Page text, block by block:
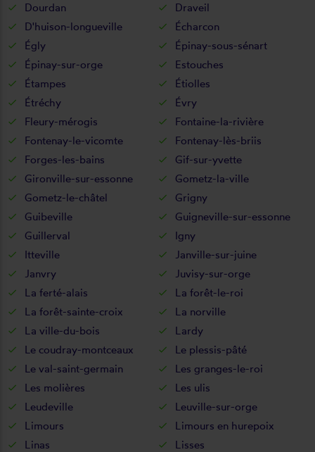
Dourdan
Draveil
D'huison-longueville
Écharcon
Égly
Épinay-sous-sénart
Épinay-sur-orge
Estouches
Étampes
Étiolles
Étréchy
Évry
Fleury-mérogis
Fontaine-la-rivière
Fontenay-le-vicomte
Fontenay-lès-briis
Forges-les-bains
Gif-sur-yvette
Gironville-sur-essonne
Gometz-la-ville
Gometz-le-châtel
Grigny
Guibeville
Guigneville-sur-essonne
Guillerval
Igny
Itteville
Janville-sur-juine
Janvry
Juvisy-sur-orge
La ferté-alais
La forêt-le-roi
La forêt-sainte-croix
La norville
La ville-du-bois
Lardy
Le coudray-montceaux
Le plessis-pâté
Le val-saint-germain
Les granges-le-roi
Les molières
Les ulis
Leudeville
Leuville-sur-orge
Limours
Limours en hurepoix
Linas
Lisses